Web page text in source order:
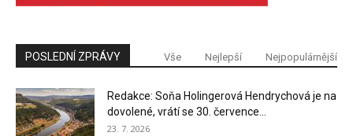
POSLEDNÍ ZPRÁVY Vše Nejlepší Nejpopulárnější
Redakce: Soňa Holingerová Hendrychová je na
dovolené, vrátí se 30. července...
23. 7. 2026